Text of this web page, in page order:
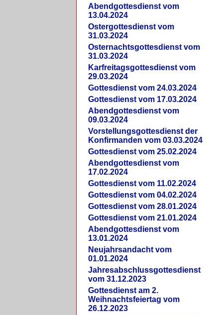
Abendgottesdienst vom
13.04.2024
Ostergottesdienst vom
31.03.2024
Osternachtsgottesdienst vom
31.03.2024
Karfreitagsgottesdienst vom
29.03.2024
Gottesdienst vom 24.03.2024
Gottesdienst vom 17.03.2024
Abendgottesdienst vom
09.03.2024
Vorstellungsgottesdienst der
Konfirmanden vom 03.03.2024
Gottesdienst vom 25.02.2024
Abendgottesdienst vom
17.02.2024
Gottesdienst vom 11.02.2024
Gottesdienst vom 04.02.2024
Gottesdienst vom 28.01.2024
Gottesdienst vom 21.01.2024
Abendgottesdienst vom
13.01.2024
Neujahrsandacht vom
01.01.2024
Jahresabschlussgottesdienst
vom 31.12.2023
Gottesdienst am 2.
Weihnachtsfeiertag vom
26.12.2023